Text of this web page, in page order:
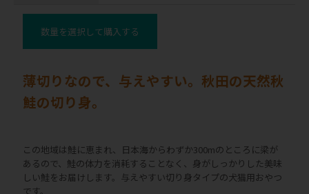
数量を選択して購入する
薄切りなので、与えやすい。秋田の天然秋
鮭の切り身。
この地域は鮭に恵まれ、日本海からわずか300mのところに梁が
あるので、鮭の体力を消耗することなく、身がしっかりした美味
しい鮭をお届けします。与えやすい切り身タイプの犬猫用おやつ
です。